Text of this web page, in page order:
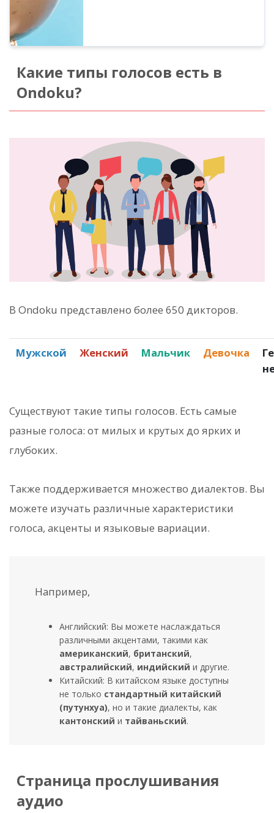
Какие типы голосов есть в
Ondoku?
В Ondoku представлено более 650 дикторов.
Мужской Женский Мальчик Девочка
Существуют такие типы голосов. Есть самые
разные голоса: от милых и крутых до ярких и
глубоких.
Также поддерживается множество диалектов. Вы
можете изучать различные характеристики
голоса, акценты и языковые вариации.
Например,
Английский: Вы можете наслаждаться
различными акцентами, такими как
американский, британский,
австралийский, индийский и другие.
Китайский: В китайском языке доступны
не только стандартный китайский
(путунхуа), но и такие диалекты, как
кантонский и тайваньский.
Страница прослушивания
аудио